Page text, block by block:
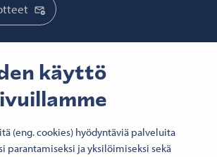
käyttö
(eng. cookies) hyödyntäviä palveluita
parantamiseksi ja yksilöimiseksi sekä
Instagramissa